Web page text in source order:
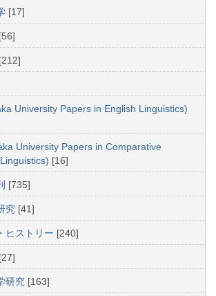
[17]
[56]
[212]
University Papers in English Linguistics)
University Papers in Comparative
[16]
[735]
究 [41]
ヒストリー [240]
[27]
研究 [163]